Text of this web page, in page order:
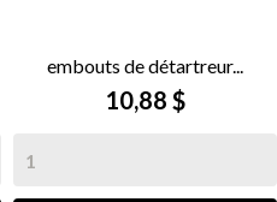
embouts de détartreur...
10,88 $